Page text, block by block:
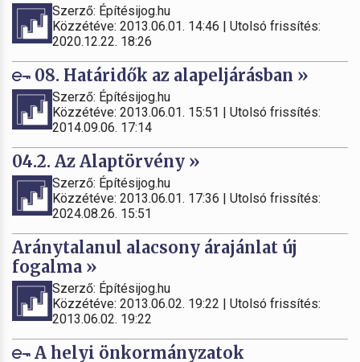
Szerző: Építésijog.hu
Közzétéve: 2013.06.01. 14:46 | Utolsó frissítés:
2020.12.22. 18:26
08. Határidők az alapeljárásban »
Szerző: Építésijog.hu
Közzétéve: 2013.06.01. 15:51 | Utolsó frissítés:
2014.09.06. 17:14
04.2. Az Alaptörvény »
Szerző: Építésijog.hu
Közzétéve: 2013.06.01. 17:36 | Utolsó frissítés:
2024.08.26. 15:51
Aránytalanul alacsony árajánlat új
fogalma »
Szerző: Építésijog.hu
Közzétéve: 2013.06.02. 19:22 | Utolsó frissítés:
2013.06.02. 19:22
A helyi önkormányzatok